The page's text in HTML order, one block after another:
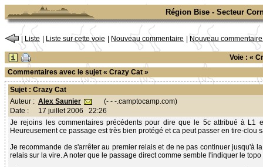
Région Bise - Secteur
Liste Liste sur cette voie Nouveau commentaire Nouveau
Voie : «
Commentaires avec le sujet « Crazy Cat »
Sujet : Crazy Cat
Auteur : Alex Saunier
(- - -.camptocamp.com)
Date :
17 juillet 2006 22:26
Je rejoins les commentaires précédents pour dire que le 5c attribué à
Heureusement ce passage est très bien protégé et ca peut passer en tire-clou
Je recommande de s'arrêter au premier relais et de ne pas continuer jusqu'à
relais sur la vire. A noter que le passage direct comme semble l'indiquer le